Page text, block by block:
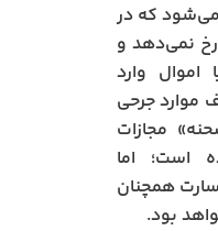
که در
نمی‌دهد و
وارد
موارد جرحی
مجازات
است؛ اما
همچنان
بود.